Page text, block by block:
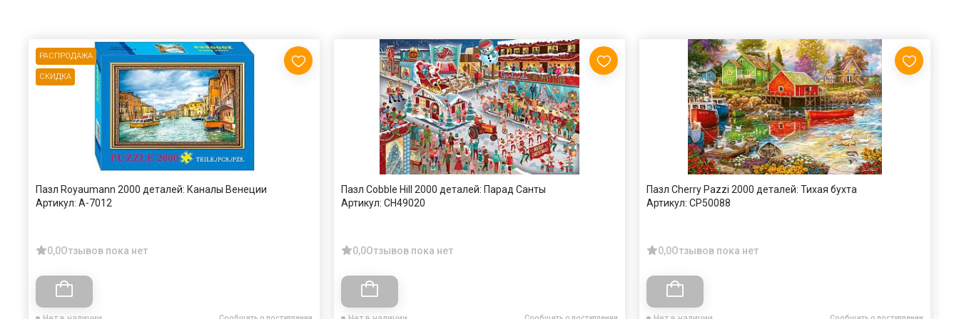
РАСПРОДАЖА
СКИДКА
Пазл Royaumann 2000 деталей: Каналы Венеции
Артикул: A-7012
0,0Отзывов пока нет
Пазл Cobble Hill 2000 деталей: Парад Санты
Артикул: CH49020
0,0Отзывов пока нет
Пазл Cherry Pazzi 2000 деталей: Тихая бухта
Артикул: CP50088
0,0Отзывов пока нет